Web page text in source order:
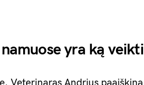
yra ką veikti